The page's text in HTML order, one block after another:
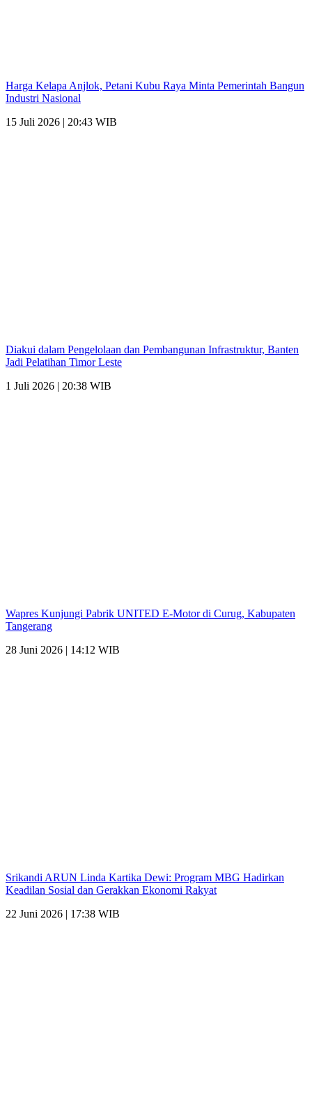
Harga Kelapa Anjlok, Petani Kubu Raya Minta Pemerintah Bangun
Industri Nasional
15 Juli 2026 | 20:43 WIB
Diakui dalam Pengelolaan dan Pembangunan Infrastruktur, Banten
Jadi Pelatihan Timor Leste
1 Juli 2026 | 20:38 WIB
Wapres Kunjungi Pabrik UNITED E-Motor di Curug, Kabupaten
Tangerang
28 Juni 2026 | 14:12 WIB
Srikandi ARUN Linda Kartika Dewi: Program MBG Hadirkan
Keadilan Sosial dan Gerakkan Ekonomi Rakyat
22 Juni 2026 | 17:38 WIB